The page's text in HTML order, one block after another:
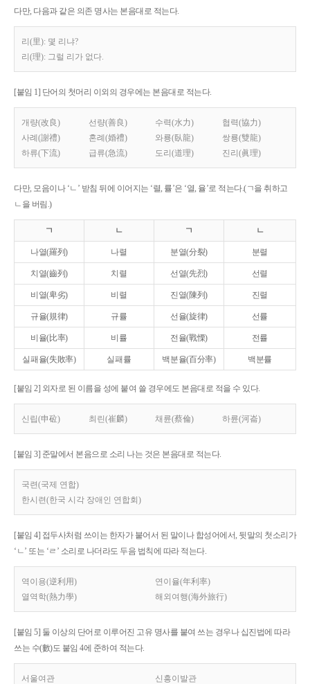
다만, 다음과 같은 의존 명사는 본음대로 적는다.
리(里): 몇 리냐?
리(理): 그럴 리가 없다.
[붙임 1] 단어의 첫머리 이외의 경우에는 본음대로 적는다.
개량(改良) 선량(善良) 수력(水力)
협력(協力)
사례(謝禮)
혼례(婚禮) 와룡(臥龍)
쌍룡(雙龍)
하류(下流)
급류(急流) 도리(道理) 진리(眞理)
다만, 모음이나 ‘ㄴ’ 받침 뒤에 이어지는 ‘렬, 률’은 ‘열, 율’로 적는다.(ㄱ을 취하고
ㄴ을 버림.)
ㄱ ㄴ ㄱ ㄴ
나열(羅列) 나렬 분열(分裂) 분렬
치열(齒列) 치렬 선열(先烈) 선렬
비열(卑劣) 비렬 진열(陳列) 진렬
규율(規律) 규률 선율(旋律) 선률
비율(比率) 비률 전율(戰慄) 전률
실패율(失敗率) 실패률 백분율(百分率) 백분률
[붙임 2] 외자로 된 이름을 성에 붙여 쓸 경우에도 본음대로 적을 수 있다.
신립(申砬) 최린(崔麟) 채륜(蔡倫) 하륜(河崙)
[붙임 3] 준말에서 본음으로 소리 나는 것은 본음대로 적는다.
국련(국제 연합)
한시련(한국 시각 장애인 연합회)
[붙임 4] 접두사처럼 쓰이는 한자가 붙어서 된 말이나 합성어에서, 뒷말의 첫소리가
‘ㄴ’ 또는 ‘ㄹ’ 소리로 나더라도 두음 법칙에 따라 적는다.
역이용(逆利用)
연이율(年利率)
열역학(熱力學)
해외여행(海外旅行)
[붙임 5] 둘 이상의 단어로 이루어진 고유 명사를 붙여 쓰는 경우나 십진법에 따라
쓰는 수(數)도 붙임 4에 준하여 적는다.
서울여관 신흥이발관